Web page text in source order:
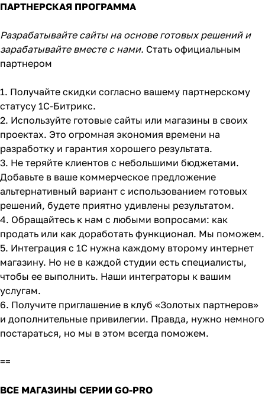
ПАРТНЕРСКАЯ ПРОГРАММА
Разрабатывайте сайты на основе готовых решений и
зарабатывайте вместе с нами. Стать официальным
партнером
1. Получайте скидки согласно вашему партнерскому
статусу 1С-Битрикс.
2. Используйте готовые сайты или магазины в своих
проектах. Это огромная экономия времени на
разработку и гарантия хорошего результата.
3. Не теряйте клиентов с небольшими бюджетами.
Добавьте в ваше коммерческое предложение
альтернативный вариант с использованием готовых
решений, будете приятно удивлены результатом.
4. Обращайтесь к нам с любыми вопросами: как
продать или как доработать функционал. Мы поможем.
5. Интеграция с 1С нужна каждому второму интернет
магазину. Но не в каждой студии есть специалисты,
чтобы ее выполнить. Наши интеграторы к вашим
услугам.
6. Получите приглашение в клуб «Золотых партнеров»
и дополнительные привилегии. Правда, нужно немного
постараться, но мы в этом всегда поможем.
==
ВСЕ МАГАЗИНЫ СЕРИИ GO-PRO